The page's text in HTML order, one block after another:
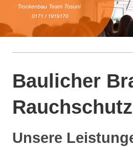
Baulicher
Rauchschutz
Unsere